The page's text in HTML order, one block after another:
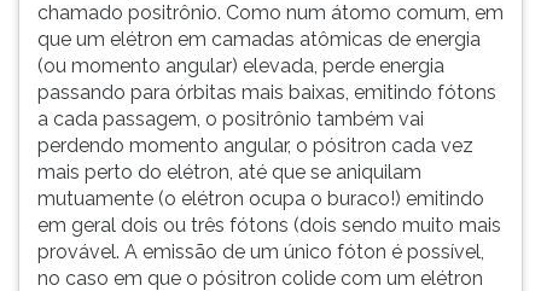
chamado positrônio. Como num átomo comum, em
que um elétron em camadas atômicas de energia
(ou momento angular) elevada, perde energia
passando para órbitas mais baixas, emitindo fótons
a cada passagem, o positrônio também vai
perdendo momento angular, o pósitron cada vez
mais perto do elétron, até que se aniquilam
mutuamente (o elétron ocupa o buraco!) emitindo
em geral dois ou três fótons (dois sendo muito mais
provável. A emissão de um único fóton é possível,
no caso em que o pósitron colide com um elétron